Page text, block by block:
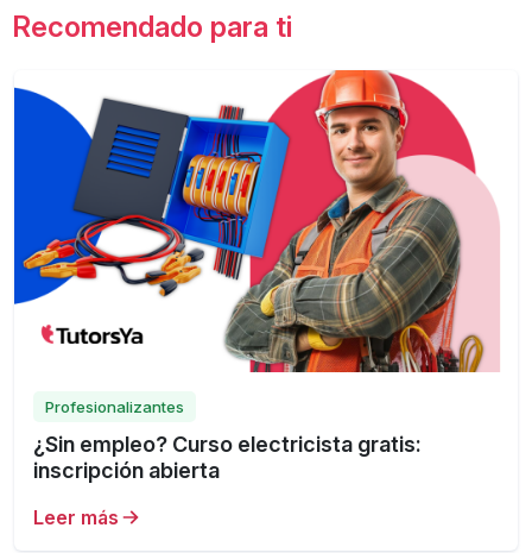
Recomendado para ti
Profesionalizantes
¿Sin empleo? Curso electricista gratis:
inscripción abierta
Leer más